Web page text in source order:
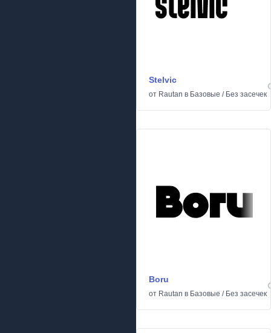
Stelvic
от Rautan в Базовые / Без засечек
Boru
от Rautan в Базовые / Без засечек